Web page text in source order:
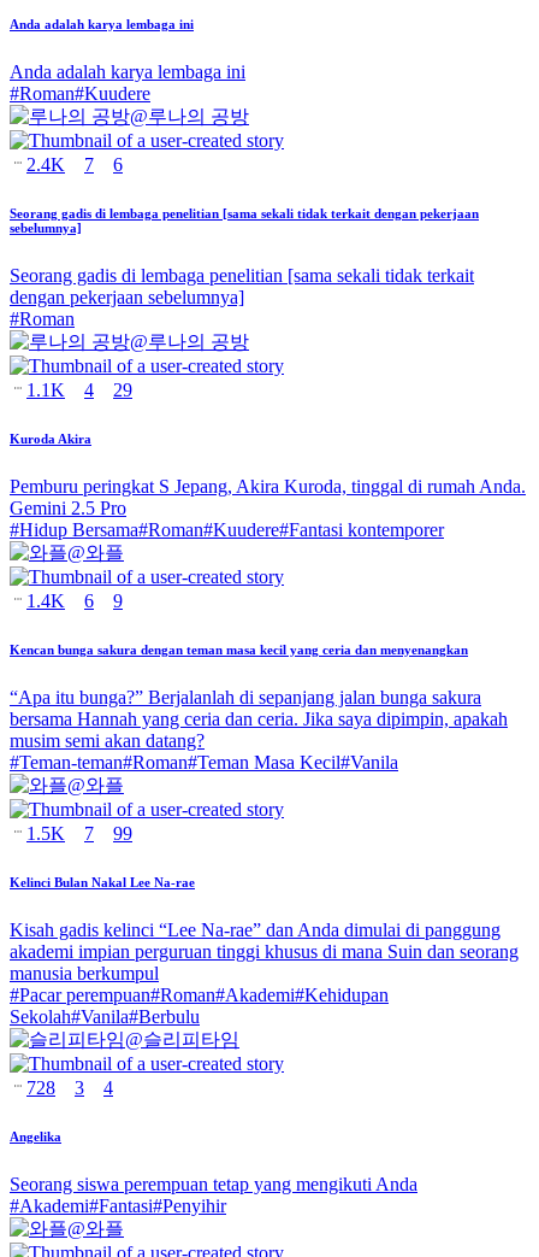
Anda adalah karya lembaga ini
Anda adalah karya lembaga ini
#Roman#Kuudere
@루나의 공방
2.4K 7 6
Seorang gadis di lembaga penelitian [sama sekali tidak terkait dengan pekerjaan
sebelumnya]
Seorang gadis di lembaga penelitian [sama sekali tidak terkait
dengan pekerjaan sebelumnya]
#Roman
@루나의 공방
1.1K 4 29
Kuroda Akira
Pemburu peringkat S Jepang, Akira Kuroda, tinggal di rumah Anda.
Gemini 2.5 Pro
#Hidup Bersama#Roman#Kuudere#Fantasi kontemporer
@와플
1.4K 6 9
Kencan bunga sakura dengan teman masa kecil yang ceria dan menyenangkan
“Apa itu bunga?” Berjalanlah di sepanjang jalan bunga sakura
bersama Hannah yang ceria dan ceria. Jika saya dipimpin, apakah
musim semi akan datang?
#Teman-teman#Roman#Teman Masa Kecil#Vanila
@와플
1.5K 7 99
Kelinci Bulan Nakal Lee Na-rae
Kisah gadis kelinci “Lee Na-rae” dan Anda dimulai di panggung
akademi impian perguruan tinggi khusus di mana Suin dan seorang
manusia berkumpul
#Pacar perempuan#Roman#Akademi#Kehidupan
Sekolah#Vanila#Berbulu
@슬리피타임
728 3 4
Angelika
Seorang siswa perempuan tetap yang mengikuti Anda
#Akademi#Fantasi#Penyihir
@와플